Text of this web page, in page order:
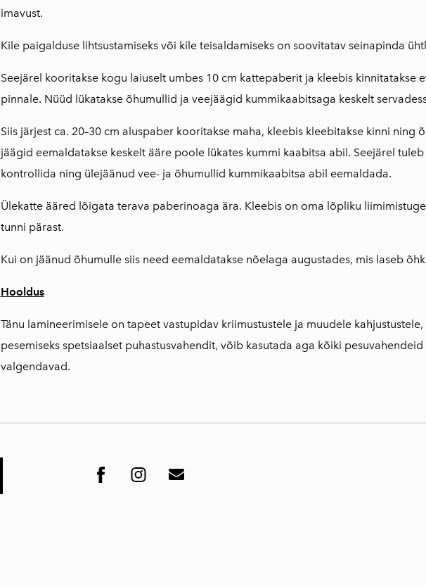
imavust.
Kile paigalduse lihtsustamiseks või kile teisaldamiseks on soovitatav seinapinda
Seejärel kooritakse kogu laiuselt umbes 10 cm kattepaberit ja kleebis kinnitatakse
pinnale. Nüüd lükatakse õhumullid ja veejäägid kummikaabitsaga keskelt
Siis järjest ca. 20–30 cm aluspaber kooritakse maha, kleebis kleebitakse kinni ning
jäägid eemaldatakse keskelt ääre poole lükates kummi kaabitsa abil. Seejärel
kontrollida ning ülejäänud vee- ja õhumullid kummikaabitsa abil eemaldada.
Ülekatte ääred lõigata terava paberinoaga ära. Kleebis on oma lõpliku
tunni pärast.
Kui on jäänud õhumulle siis need eemaldatakse nõelaga augustades, mis laseb
Hooldus
Tänu lamineerimisele on tapeet vastupidav kriimustustele ja muudele
pesemiseks spetsiaalset puhastusvahendit, võib kasutada aga kõiki
valgendavad.